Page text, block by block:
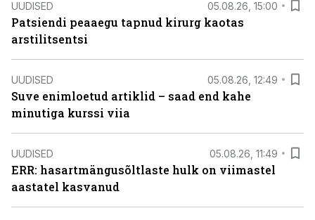
UUDISED 05.08.26, 15:00
Patsiendi peaaegu tapnud kirurg kaotas
arstilitsentsi
UUDISED 05.08.26, 12:49
Suve enimloetud artiklid – saad end kahe
minutiga kurssi viia
UUDISED 05.08.26, 11:49
ERR: hasartmängusõltlaste hulk on viimastel
aastatel kasvanud